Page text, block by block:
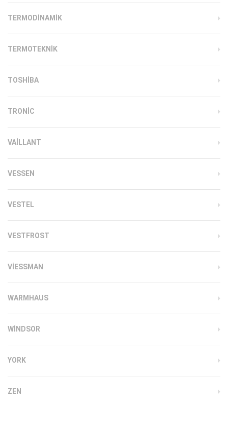
TERMODINAMIK
TERMOTEKNIK
TOSHIBA
TRONIC
VAILLANT
VESSEN
VESTEL
VESTFROST
VIESSMAN
WARMHAUS
WINDSOR
YORK
ZEN